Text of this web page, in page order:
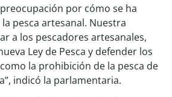
por cómo se ha
pesca artesanal. Nuestra
a los pescadores artesanales,
Ley de Pesca y defender los
la prohibición de la pesca de
indicó la parlamentaria.